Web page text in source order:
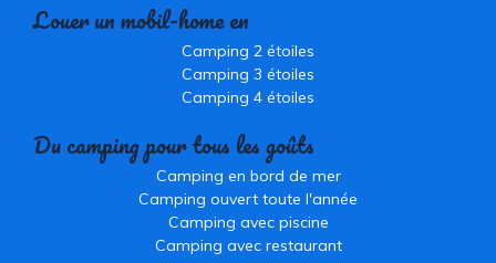
Louer un mobil-home en
Camping 2 étoiles
Camping 3 étoiles
Camping 4 étoiles
Du camping pour tous les goûts
Camping en bord de mer
Camping ouvert toute l'année
Camping avec piscine
Camping avec restaurant